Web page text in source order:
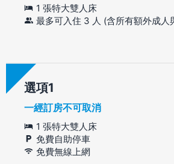
1 張特大雙人床
最多可入住 3 人 (含所有額外成人
選項
一經訂房不可取消
1 張特大雙人床
免費自助停車
免費無線上網